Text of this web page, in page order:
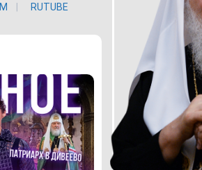
RUTUBE